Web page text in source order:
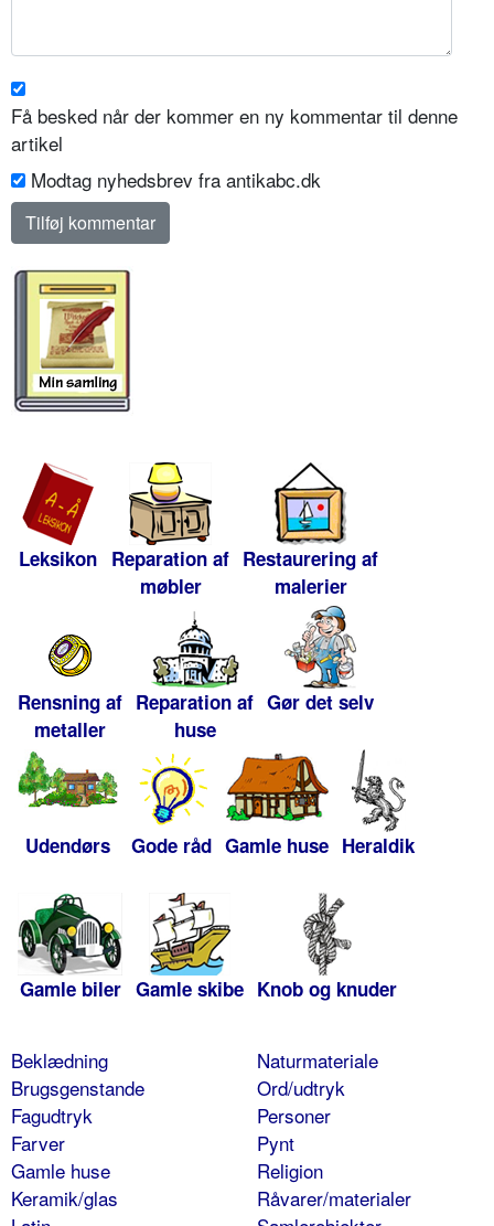
Få besked når der kommer en ny kommentar til denne
artikel
Modtag nyhedsbrev fra antikabc.dk
Leksikon Reparation af
møbler
Restaurering af
malerier
Rensning af
metaller
Reparation af
huse
Gør det selv
Udendørs Gode råd Gamle huse Heraldik
Gamle biler Gamle skibe Knob og knuder
Beklædning
Brugsgenstande
Fagudtryk
Farver
Gamle huse
Keramik/glas
Naturmateriale
Ord/udtryk
Personer
Pynt
Religion
Råvarer/materialer